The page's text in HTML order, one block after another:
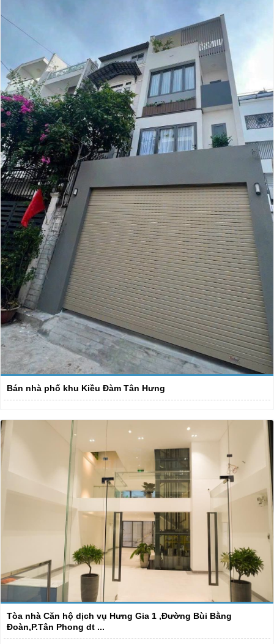
Bán nhà phố khu Kiều Đàm Tân Hưng
Tòa nhà Căn hộ dịch vụ Hưng Gia 1 ,Đường Bùi Bằng
Đoàn,P.Tân Phong dt ...